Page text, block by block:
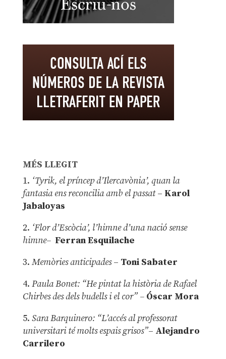
MÉS LLEGIT
1. ‘Tyrik, el príncep d’Ilercavònia’, quan la
fantasia ens reconcilia amb el passat– Karol
Jabaloyas
2. ‘Flor d’Escòcia’, l’himne d’una nació sense
himne– Ferran Esquilache
3. Memòries anticipades– Toni Sabater
4. Paula Bonet: “He pintat la història de Rafael
Chirbes des dels budells i el cor” –Óscar Mora
5. Sara Barquinero: “L’accés al professorat
universitari té molts espais grisos”– Alejandro
Carrilero